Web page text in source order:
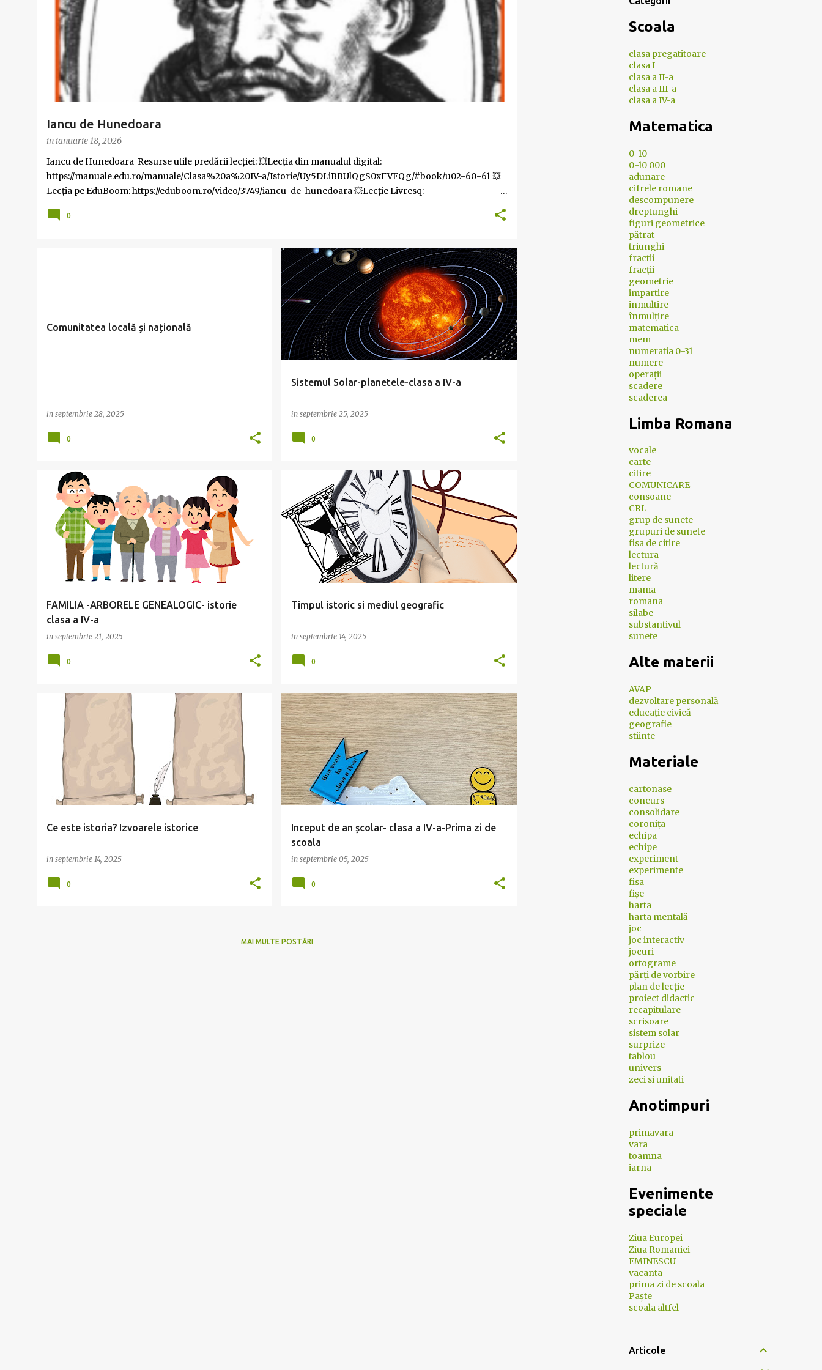
Iancu de Hunedoara
in ianuarie 18, 2026
Iancu de Hunedoara Resurse utile predării lecției: 💥Lecția din manualul digital:
https://manuale.edu.ro/manuale/Clasa%20a%20IV-a/Istorie/Uy5DLiBBUlQgS0xFVFQg/#book/u02-60-61 💥
Lecția pe EduBoom: https://eduboom.ro/video/3749/iancu-de-hunedoara 💥Lecție Livresq:
https://www.didactic.ro/materiale-didactice/iancu-de-hunedoara-schita-lectiei-2 💥Jocuri pe wordwall: quiz
0
Comunitatea locală și națională
in septembrie 28, 2025
0
Sistemul Solar-planetele-clasa a IV-a
in septembrie 25, 2025
PLANETE PLANETELE SISTEMUL SOLAR UNIVERSUL
0
FAMILIA -ARBORELE GENEALOGIC- istorie
clasa a IV-a
in septembrie 21, 2025
ARBORELE GENEALOGIC BLAZON CLASA A IV-A
FAMILIA ISTORIE
0
Timpul istoric si mediul geografic
in septembrie 14, 2025
ISTORIE MEDIUL GEOGRAFIC TIMPUL ISTORIC
0
Ce este istoria? Izvoarele istorice
in septembrie 14, 2025
CE ESTE ISTORIA ISTORIE IZVOARE ISTORICE
LECTIA 1
0
Inceput de an școlar- clasa a IV-a-Prima zi de
scoala
in septembrie 05, 2025
CLASA A IV-A PRIMA ZI PRIMA ZI DE SCOALA +
SURPRIZE
0
MAI MULTE POSTĂRI
Scoala
clasa pregatitoare
clasa I
clasa a II-a
clasa a III-a
clasa a IV-a
Matematica
0-10
0-10 000
adunare
cifrele romane
descompunere
dreptunghi
figuri geometrice
pătrat
triunghi
fractii
fracții
geometrie
impartire
inmultire
înmulțire
matematica
mem
numeratia 0-31
numere
operații
scadere
scaderea
Limba Romana
vocale
carte
citire
COMUNICARE
consoane
CRL
grup de sunete
grupuri de sunete
fisa de citire
lectura
lectură
litere
mama
romana
silabe
substantivul
sunete
Alte materii
AVAP
dezvoltare personală
educație civică
geografie
stiinte
Materiale
cartonase
concurs
consolidare
coronița
echipa
echipe
experiment
experimente
fisa
fișe
harta
harta mentală
joc
joc interactiv
jocuri
ortograme
părți de vorbire
plan de lecție
proiect didactic
recapitulare
scrisoare
sistem solar
surprize
tablou
univers
zeci si unitati
Anotimpuri
primavara
vara
toamna
iarna
Evenimente
speciale
Ziua Europei
Ziua Romaniei
EMINESCU
vacanta
prima zi de scoala
Paște
scoala altfel
Articole